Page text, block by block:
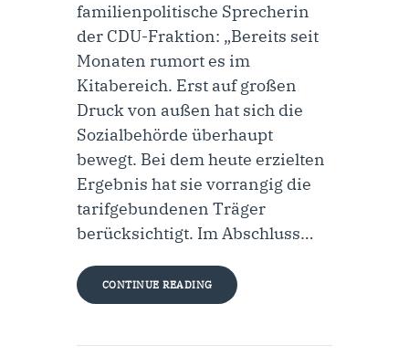
familienpolitische Sprecherin
der CDU-Fraktion: „Bereits seit
Monaten rumort es im
Kitabereich. Erst auf großen
Druck von außen hat sich die
Sozialbehörde überhaupt
bewegt. Bei dem heute erzielten
Ergebnis hat sie vorrangig die
tarifgebundenen Träger
berücksichtigt. Im Abschluss…
CONTINUE READING